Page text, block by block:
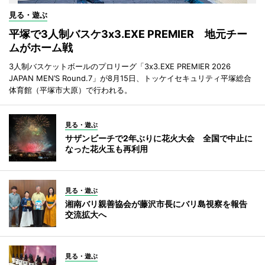
見る・遊ぶ
平塚で3人制バスケ3x3.EXE PREMIER 地元チー
ムがホーム戦
3人制バスケットボールのプロリーグ「3x3.EXE PREMIER 2026
JAPAN MEN’S Round.7」が8月15日、トッケイセキュリティ平塚総合
体育館（平塚市大原）で行われる。
見る・遊ぶ
サザンビーチで2年ぶりに花火大会 全国で中止に
なった花火玉も再利用
見る・遊ぶ
湘南バリ親善協会が藤沢市長にバリ島視察を報告
交流拡大へ
見る・遊ぶ